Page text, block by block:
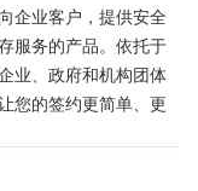
企业客户，提供安全
服务的产品。依托于
业、政府和机构团体
您的签约更简单、更